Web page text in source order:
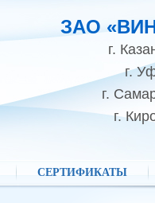
ЗАО
г.
г.
г.
г.
СЕРТИФИКАТЫ